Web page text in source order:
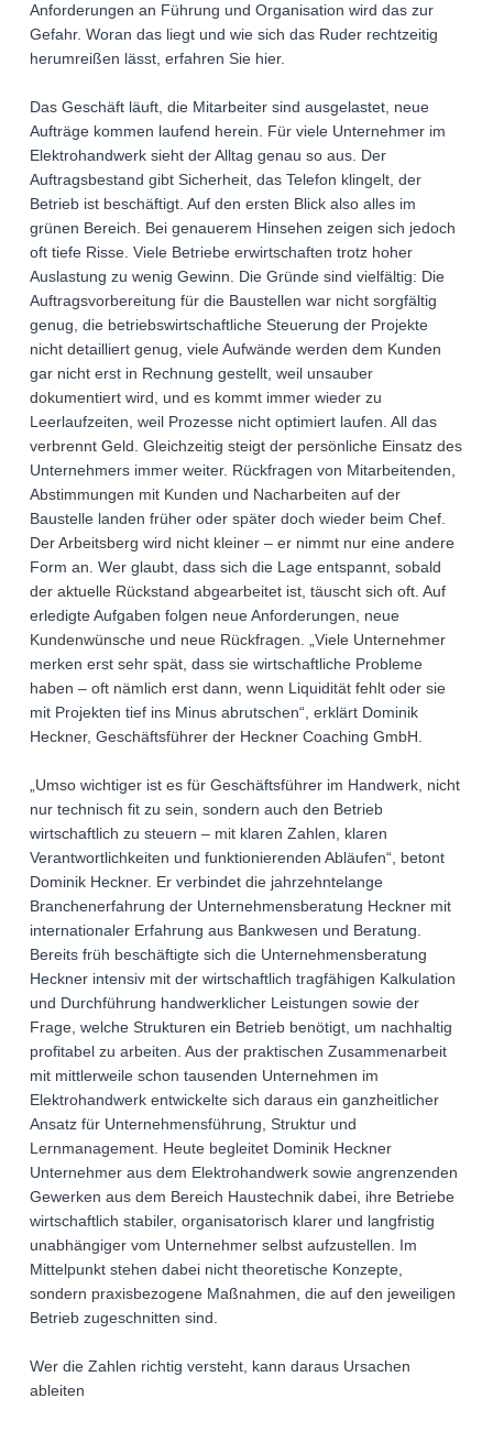
Anforderungen an Führung und Organisation wird das zur
Gefahr. Woran das liegt und wie sich das Ruder rechtzeitig
herumreißen lässt, erfahren Sie hier.
Das Geschäft läuft, die Mitarbeiter sind ausgelastet, neue
Aufträge kommen laufend herein. Für viele Unternehmer im
Elektrohandwerk sieht der Alltag genau so aus. Der
Auftragsbestand gibt Sicherheit, das Telefon klingelt, der
Betrieb ist beschäftigt. Auf den ersten Blick also alles im
grünen Bereich. Bei genauerem Hinsehen zeigen sich jedoch
oft tiefe Risse. Viele Betriebe erwirtschaften trotz hoher
Auslastung zu wenig Gewinn. Die Gründe sind vielfältig: Die
Auftragsvorbereitung für die Baustellen war nicht sorgfältig
genug, die betriebswirtschaftliche Steuerung der Projekte
nicht detailliert genug, viele Aufwände werden dem Kunden
gar nicht erst in Rechnung gestellt, weil unsauber
dokumentiert wird, und es kommt immer wieder zu
Leerlaufzeiten, weil Prozesse nicht optimiert laufen. All das
verbrennt Geld. Gleichzeitig steigt der persönliche Einsatz des
Unternehmers immer weiter. Rückfragen von Mitarbeitenden,
Abstimmungen mit Kunden und Nacharbeiten auf der
Baustelle landen früher oder später doch wieder beim Chef.
Der Arbeitsberg wird nicht kleiner – er nimmt nur eine andere
Form an. Wer glaubt, dass sich die Lage entspannt, sobald
der aktuelle Rückstand abgearbeitet ist, täuscht sich oft. Auf
erledigte Aufgaben folgen neue Anforderungen, neue
Kundenwünsche und neue Rückfragen. „Viele Unternehmer
merken erst sehr spät, dass sie wirtschaftliche Probleme
haben – oft nämlich erst dann, wenn Liquidität fehlt oder sie
mit Projekten tief ins Minus abrutschen“, erklärt Dominik
Heckner, Geschäftsführer der Heckner Coaching GmbH.
„Umso wichtiger ist es für Geschäftsführer im Handwerk, nicht
nur technisch fit zu sein, sondern auch den Betrieb
wirtschaftlich zu steuern – mit klaren Zahlen, klaren
Verantwortlichkeiten und funktionierenden Abläufen“, betont
Dominik Heckner. Er verbindet die jahrzehntelange
Branchenerfahrung der Unternehmensberatung Heckner mit
internationaler Erfahrung aus Bankwesen und Beratung.
Bereits früh beschäftigte sich die Unternehmensberatung
Heckner intensiv mit der wirtschaftlich tragfähigen Kalkulation
und Durchführung handwerklicher Leistungen sowie der
Frage, welche Strukturen ein Betrieb benötigt, um nachhaltig
profitabel zu arbeiten. Aus der praktischen Zusammenarbeit
mit mittlerweile schon tausenden Unternehmen im
Elektrohandwerk entwickelte sich daraus ein ganzheitlicher
Ansatz für Unternehmensführung, Struktur und
Lernmanagement. Heute begleitet Dominik Heckner
Unternehmer aus dem Elektrohandwerk sowie angrenzenden
Gewerken aus dem Bereich Haustechnik dabei, ihre Betriebe
wirtschaftlich stabiler, organisatorisch klarer und langfristig
unabhängiger vom Unternehmer selbst aufzustellen. Im
Mittelpunkt stehen dabei nicht theoretische Konzepte,
sondern praxisbezogene Maßnahmen, die auf den jeweiligen
Betrieb zugeschnitten sind.
Wer die Zahlen richtig versteht, kann daraus Ursachen
ableiten